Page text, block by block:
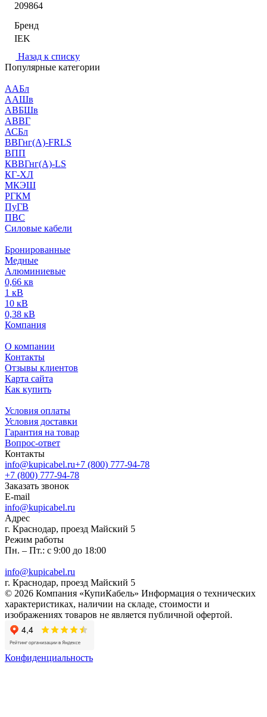
209864
Бренд
IEK
Назад к списку
Популярные категории
ААБл
ААШв
АВБШв
АВВГ
АСБл
ВВГнг(А)-FRLS
ВПП
КВВГнг(А)-LS
КГ-ХЛ
МКЭШ
РГКМ
ПуГВ
ПВС
Силовые кабели
Бронированные
Медные
Алюминиевые
0,66 кв
1 кВ
10 кВ
0,38 кВ
Компания
О компании
Контакты
Отзывы клиентов
Карта сайта
Как купить
Условия оплаты
Условия доставки
Гарантия на товар
Вопрос-ответ
Контакты
info@kupicabel.ru+7 (800) 777-94-78
+7 (800) 777-94-78
Заказать звонок
E-mail
info@kupicabel.ru
Адрес
г. Краснодар, проезд Майский 5
Режим работы
Пн. – Пт.: с 9:00 до 18:00
info@kupicabel.ru
г. Краснодар, проезд Майский 5
© 2026 Компания «КупиКабель» Информация о технических
характеристиках, наличии на складе, стоимости и
изображениях товаров не является публичной офертой.
Конфиденциальность